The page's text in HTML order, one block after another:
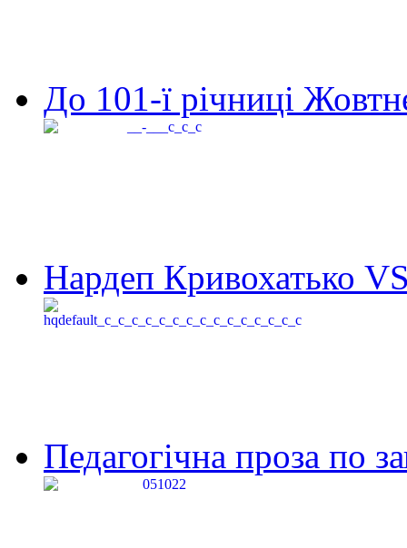
До 101-ї річниці
Нардеп Кривохатько
Педагогічна проза по